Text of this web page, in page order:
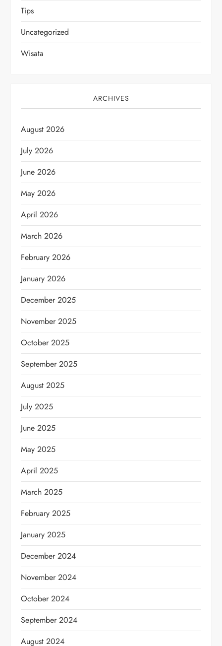
Tips
Uncategorized
Wisata
ARCHIVES
August 2026
July 2026
June 2026
May 2026
April 2026
March 2026
February 2026
January 2026
December 2025
November 2025
October 2025
September 2025
August 2025
July 2025
June 2025
May 2025
April 2025
March 2025
February 2025
January 2025
December 2024
November 2024
October 2024
September 2024
August 2024